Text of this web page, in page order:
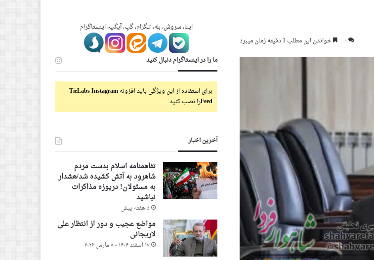
۰ خواندن این مطلب 1 دقیقه زمان میبرد
ایتا، سروش، بله، تلگرام، گپ، آیگپ، اینستاگرام
ما را در اینستاگرام دنبال کنید
برای استفاده از این ویژگی باید افزونهTieLabs Instagram
Feedرا نصب کنید
آخرین اخبار
تفاهمنامه اسلام بدست مردم
شاهرود به آتش کشیده شد/هشدار
به مسئولان! دریوزه مذاکرات
نباشید
3 هفته پیش
مواضع عجیب و دور از انتظار علی
لاریجانی
۱۷ اسفند ۱۴۰۴ - ۸ مارس ۲۰۲۶